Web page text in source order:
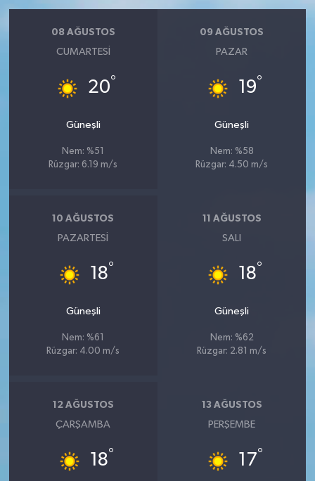
08 AĞUSTOS
CUMARTESI
20°
Güneşli
Nem: %51
Rüzgar: 6.19 m/s
09 AĞUSTOS
PAZAR
19°
Güneşli
Nem: %58
Rüzgar: 4.50 m/s
10 AĞUSTOS
PAZARTESI
18°
Güneşli
Nem: %61
Rüzgar: 4.00 m/s
11 AĞUSTOS
SALI
18°
Güneşli
Nem: %62
Rüzgar: 2.81 m/s
12 AĞUSTOS
ÇARŞAMBA
18°
13 AĞUSTOS
PERŞEMBE
17°